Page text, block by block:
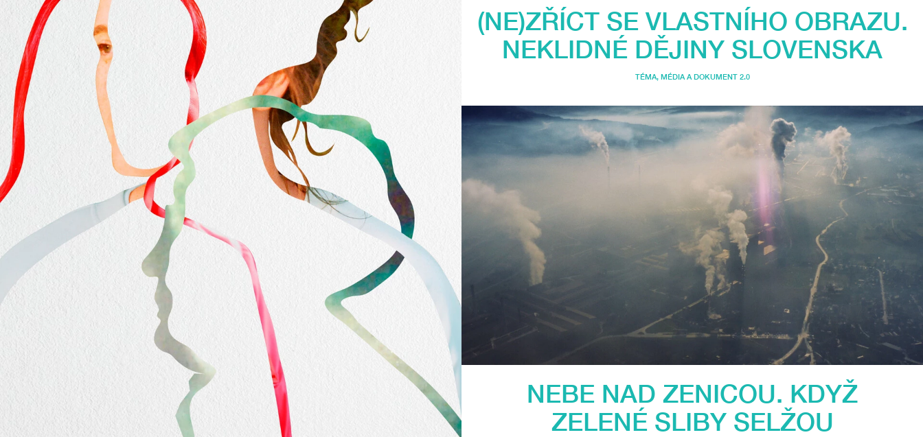
(NE)ZŘÍCT SE VLASTNÍHO OBRAZU.
NEKLIDNÉ DĚJINY SLOVENSKA
TÉMA, MÉDIA A DOKUMENT 2.0
NEBE NAD ZENICOU. KDYŽ
ZELENÉ SLIBY SELŽOU